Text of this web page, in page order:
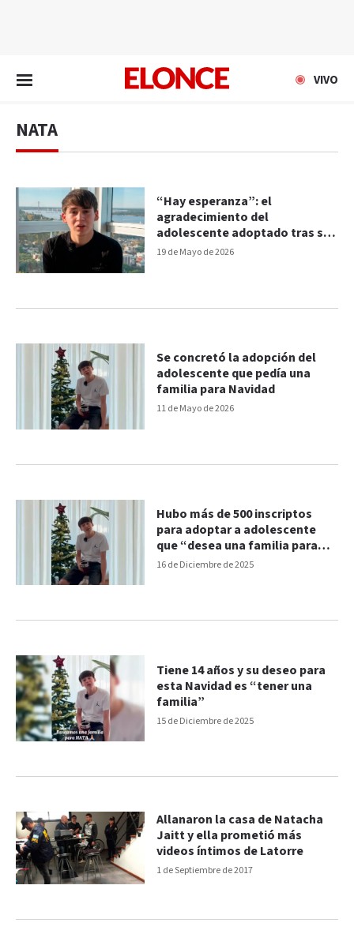
VIVO
NATA
19 de Mayo de 2026
“Hay esperanza”: el
agradecimiento del
adolescente adoptado tras su
pedido para Navidad
11 de Mayo de 2026
Se concretó la adopción del
adolescente que pedía una
familia para Navidad
16 de Diciembre de 2025
Hubo más de 500 inscriptos
para adoptar a adolescente
que “desea una familia para
Navidad”
15 de Diciembre de 2025
Tiene 14 años y su deseo para
esta Navidad es “tener una
familia”
1 de Septiembre de 2017
Allanaron la casa de Natacha
Jaitt y ella prometió más
videos íntimos de Latorre